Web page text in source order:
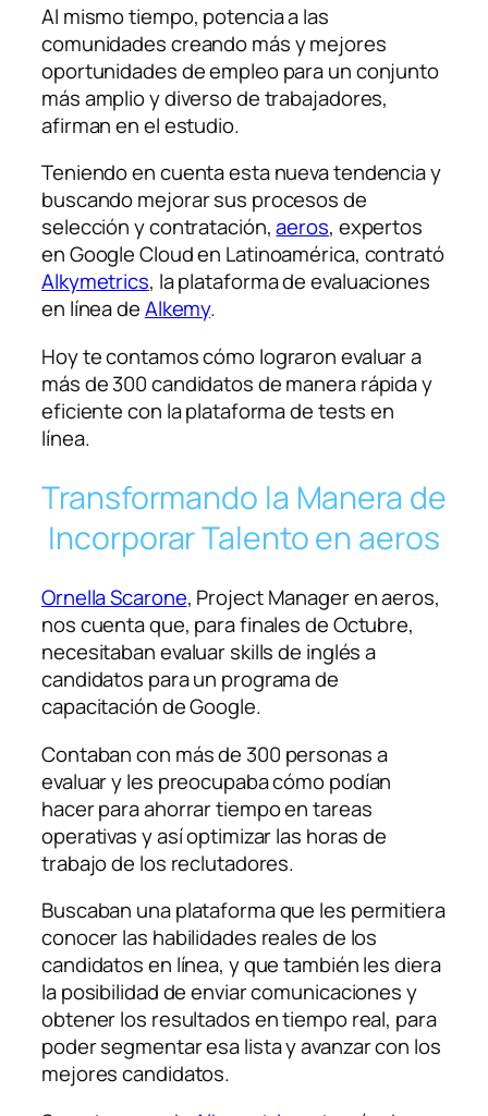
Al mismo tiempo, potencia a las
comunidades creando más y mejores
oportunidades de empleo para un conjunto
más amplio y diverso de trabajadores,
afirman en el estudio.
Teniendo en cuenta esta nueva tendencia y
buscando mejorar sus procesos de
selección y contratación,aeros, expertos
en Google Cloud en Latinoamérica, contrató
Alkymetrics, la plataforma de evaluaciones
en línea deAlkemy.
Hoy te contamos cómo lograron evaluar a
más de 300 candidatos de manera rápida y
eficiente con la plataforma de tests en
línea.
Transformando la Manera de
Incorporar Talento en aeros
Ornella Scarone, Project Manager en aeros,
nos cuenta que, para finales de Octubre,
necesitaban evaluar skills de inglés a
candidatos para un programa de
capacitación de Google.
Contaban con más de 300 personas a
evaluar y les preocupaba cómo podían
hacer para ahorrar tiempo en tareas
operativas y así optimizar las horas de
trabajo de los reclutadores.
Buscaban una plataforma que les permitiera
conocer las habilidades reales de los
candidatos en línea, y que también les diera
la posibilidad de enviar comunicaciones y
obtener los resultados en tiempo real, para
poder segmentar esa lista y avanzar con los
mejores candidatos.